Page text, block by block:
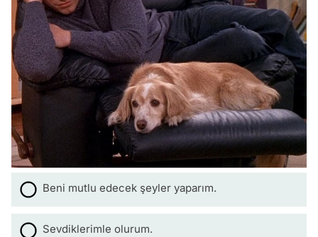
Beni mutlu edecek şeyler yaparım.
Sevdiklerimle olurum.